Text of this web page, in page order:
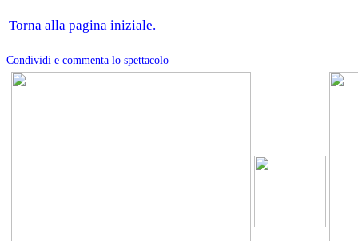
Torna alla pagina iniziale.
Condividi e commenta lo spettacolo |